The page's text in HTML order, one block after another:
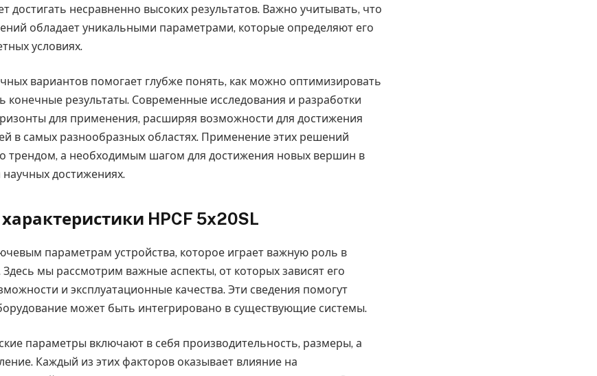
достигать несравненно высоких результатов. Важно учитывать, что
обладает уникальными параметрами, которые определяют его
условиях.
вариантов помогает глубже понять, как можно оптимизировать
конечные результаты. Современные исследования и разработки
для применения, расширяя возможности для достижения
в самых разнообразных областях. Применение этих решений
трендом, а необходимым шагом для достижения новых вершин в
достижениях.
HPCF 5x20SL
параметрам устройства, которое играет важную роль в
Здесь мы рассмотрим важные аспекты, от которых зависят его
и эксплуатационные качества. Эти сведения помогут
может быть интегрировано в существующие системы.
параметры включают в себя производительность, размеры, а
Каждый из этих факторов оказывает влияние на